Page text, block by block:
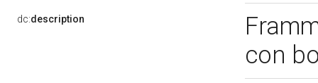
dc:description
con